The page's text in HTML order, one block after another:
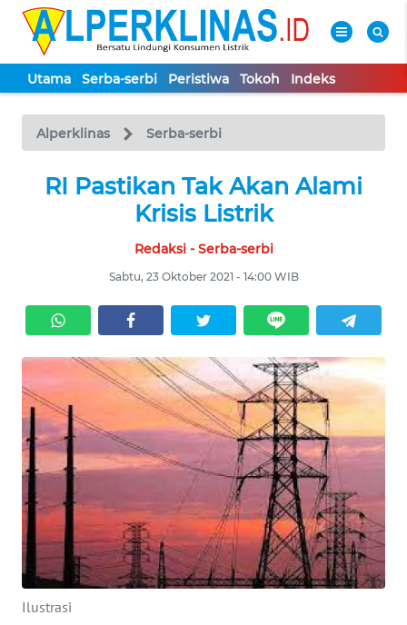
Utama Serba-serbi Peristiwa Tokoh Indeks
Alperklinas Serba-serbi
RI Pastikan Tak Akan Alami
Krisis Listrik
Redaksi - Serba-serbi
Sabtu, 23 Oktober 2021 - 14:00 WIB
Ilustrasi
TV
Tutup
UTAMA
PERISTIWA
TOKOH
Informasi
INDEKS
BERITA
KONTAK
KAMI
INFO